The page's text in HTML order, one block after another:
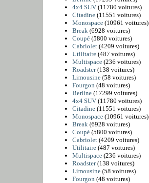
4x4 SUV(11780 voitures)
Citadine(11551 voitures)
Monospace(10961 voitures)
Break (6928 voitures)
Coupé(5800 voitures)
Cabriolet(4209 voitures)
Utilitaire(487 voitures)
Multispace(236 voitures)
Roadster(138 voitures)
Limousine(58 voitures)
Fourgon (48 voitures)
Berline(17299 voitures)
4x4 SUV(11780 voitures)
Citadine(11551 voitures)
Monospace(10961 voitures)
Break (6928 voitures)
Coupé(5800 voitures)
Cabriolet(4209 voitures)
Utilitaire(487 voitures)
Multispace(236 voitures)
Roadster(138 voitures)
Limousine(58 voitures)
Fourgon (48 voitures)